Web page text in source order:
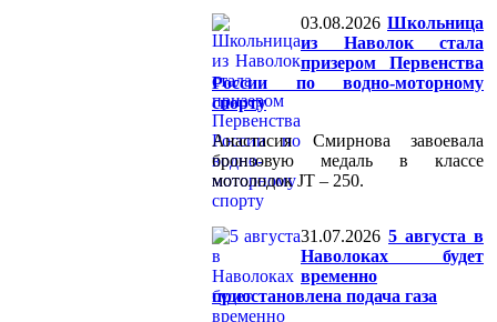
03.08.2026 Школьница
из Наволок стала
призером Первенства
России по водно-моторному
спорту
Анастасия Смирнова завоевала
бронзовую медаль в классе
мотолодок JT – 250.
31.07.2026 5 августа в
Наволоках будет
временно
приостановлена подача газа